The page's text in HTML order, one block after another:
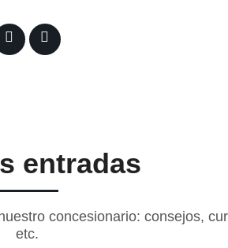
entradas
concesionario: consejos,
etc.